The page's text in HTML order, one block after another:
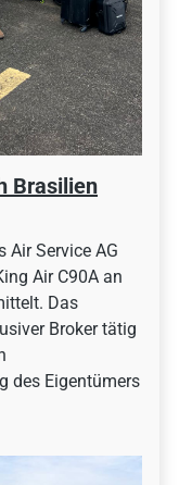
Brasilien
Air Service AG
Air C90A an
Das
Broker tätig
des Eigentümers